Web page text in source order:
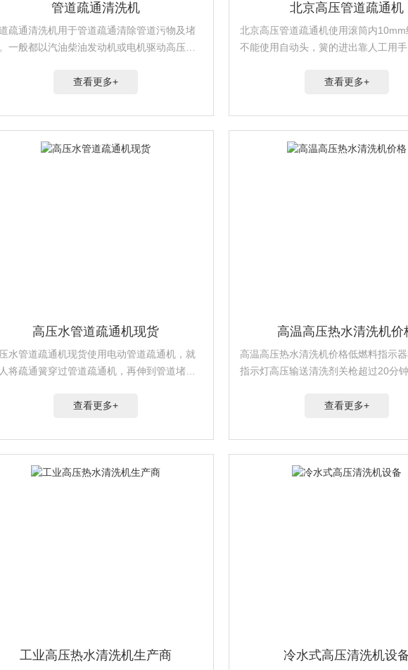
管道疏通清洗机
疏通清洗机用于管道疏通清除管道污物及堵
一般都以汽油柴油发动机或电机驱动高压柱
查看更多+
北京高压管道疏通机
北京高压管道疏通机使用滚筒内
不能使用自动头，簧的进出靠人工用
不要将整根簧*从滚筒拉出！所以，实
查看更多+
高压水管道疏通机现货
水管道疏通机现货使用电动管道疏通机，就
将疏通簧穿过管道疏通机，再伸到管道堵塞
通簧在管道中的逐步向前甩动疏通堵塞的管
查看更多+
高温高压热水清洗机价
高温高压热水清洗机价格低燃料指示
指示灯高压输送清洗剂关枪超过20分
设计，可以连续8小时工作，工作寿命
查看更多+
工业高压热水清洗机生产商 冷水式高压清洗机设